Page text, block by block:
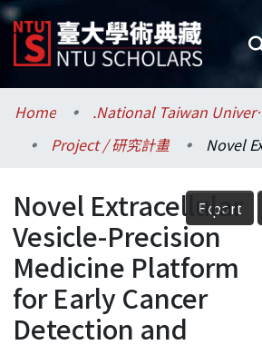
Communities & Collections
Research Outputs
Fundings & Projects
Researchers
Organizations
Statistics
Home
.National
Project / 研究計畫
Export
Novel Extracellular
Vesicle-Precision
Medicine Platform
for Early Cancer
Detection and